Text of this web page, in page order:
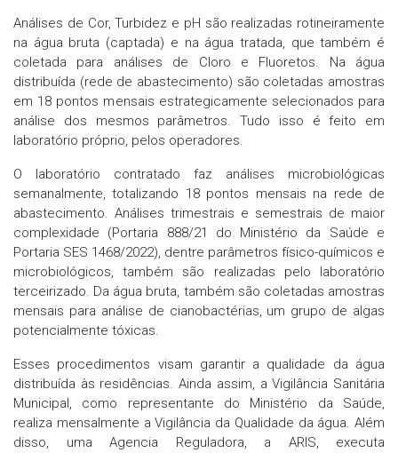
Análises de Cor, Turbidez e pH são realizadas rotineiramente
na água bruta (captada) e na água tratada, que também é
coletada para análises de Cloro e Fluoretos. Na água
distribuída (rede de abastecimento) são coletadas amostras
em 18 pontos mensais estrategicamente selecionados para
análise dos mesmos parâmetros. Tudo isso é feito em
laboratório próprio, pelos operadores.
O laboratório contratado faz análises microbiológicas
semanalmente, totalizando 18 pontos mensais na rede de
abastecimento. Análises trimestrais e semestrais de maior
complexidade (Portaria 888/21 do Ministério da Saúde e
Portaria SES 1468/2022), dentre parâmetros físico-químicos e
microbiológicos, também são realizadas pelo laboratório
terceirizado. Da água bruta, também são coletadas amostras
mensais para análise de cianobactérias, um grupo de algas
potencialmente tóxicas.
Esses procedimentos visam garantir a qualidade da água
distribuída às residências. Ainda assim, a Vigilância Sanitária
Municipal, como representante do Ministério da Saúde,
realiza mensalmente a Vigilância da Qualidade da água. Além
disso, uma Agencia Reguladora, a ARIS, executa